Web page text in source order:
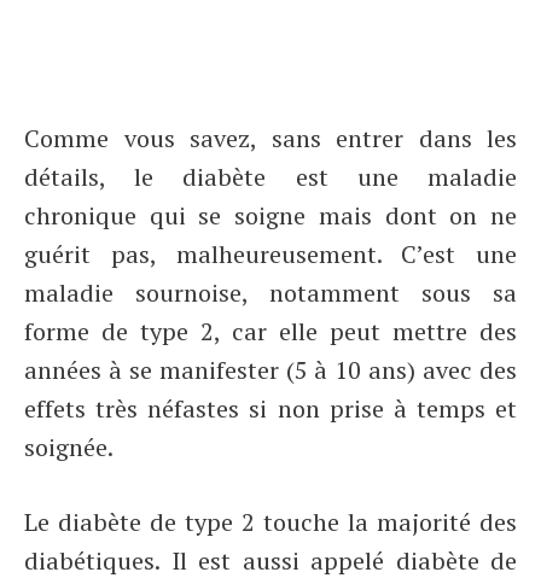
Comme vous savez, sans entrer dans les
détails, le diabète est une maladie
chronique qui se soigne mais dont on ne
guérit pas, malheureusement. C’est une
maladie sournoise, notamment sous sa
forme de type 2, car elle peut mettre des
années à se manifester (5 à 10 ans) avec des
effets très néfastes si non prise à temps et
soignée.
Le diabète de type 2 touche la majorité des
diabétiques. Il est aussi appelé diabète de